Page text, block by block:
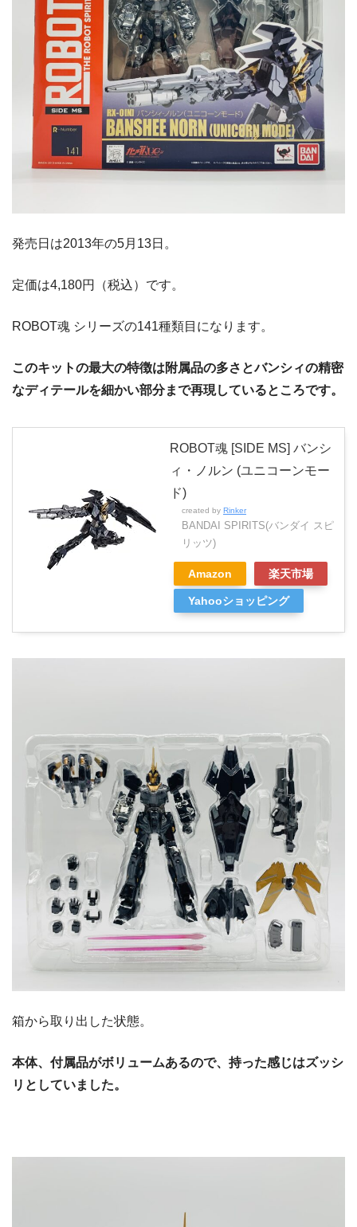
発売日は2013年の5月13日。
定価は4,180円（税込）です。
ROBOT魂 シリーズの141種類目になります。
このキットの最大の特徴は附属品の多さとバンシィの精密
なディテールを細かい部分まで再現しているところです。
ROBOT魂 [SIDE MS] バンシ
ィ・ノルン (ユニコーンモー
ド)
created by Rinker
BANDAI SPIRITS(バンダイ スピ
リッツ)
Amazon 楽天市場
Yahooショッピング
箱から取り出した状態。
本体、付属品がボリュームあるので、持った感じはズッシ
リとしていました。